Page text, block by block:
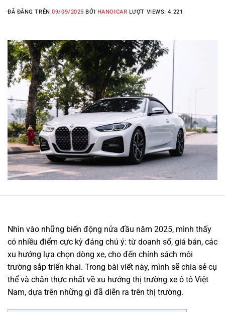
ĐÃ ĐĂNG TRÊN09/09/2025 BỞI HANOICAR LƯỢT VIEWS: 4.221
Nhìn vào những biến động nửa đầu năm 2025, mình thấy
có nhiều điểm cực kỳ đáng chú ý: từ doanh số, giá bán, các
xu hướng lựa chọn dòng xe, cho đến chính sách môi
trường sắp triển khai. Trong bài viết này, mình sẽ chia sẻ cụ
thể và chân thực nhất về xu hướng thị trường xe ô tô Việt
Nam, dựa trên những gì đã diễn ra trên thị trường.